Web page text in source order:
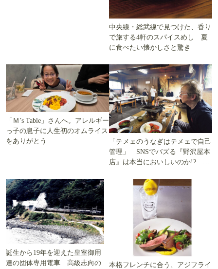
中央線・総武線で見つけた、香り
で旅する4軒のスパイスめし 夏
に食べたい懐かしさと驚き
「Ｍ’s Table」さんへ。アレルギー
っ子の息子に人生初のオムライス
をありがとう
「テメェのうなぎはテメェで自己
管理」 SNSでバズる『野沢屋本
店』は本当においしいのか!? い
誕生から19年を迎えた皇室御用
達の団体専用電車 高級志向の
本格フレンチに合う、アジフライ